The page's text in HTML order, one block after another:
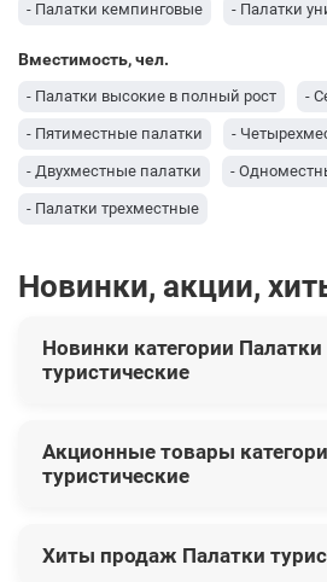
- Палатки кемпинговые - Палатки
Вместимость, чел.
- Палатки высокие в полный рост -
- Пятиместные палатки -
- Двухместные палатки -
- Палатки трехместные
Новинки, акции,
Новинки категории Палатки
туристические
Палатка одноместная Tramp Solo
Палатка одноместная Tramp Solo
грн
Акционные товары
туристические
Тент-парус теневой для дома, сада
Хиты продаж Палатки